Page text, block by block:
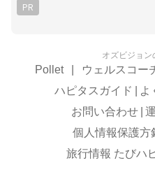
PR
オズビジョン
Pollet ウェルスコー
ハピタスガイド
よ
お問い合わせ
個人情報保護方
旅行情報 たびハ